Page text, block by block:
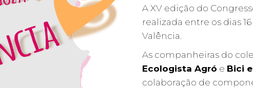
A XV edição do
realizada entre os dias
Valência.
As companheiras do
Ecologista Agró e Bici
colaboração de